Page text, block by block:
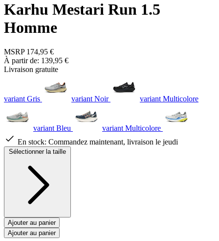
Karhu Mestari Run 1.5
Homme
MSRP 174,95 €
À partir de: 139,95 €
Livraison gratuite
variant Gris variant Noir variant Multicolore
variant Bleu
variant Multicolore
En stock: Commandez maintenant, livraison le jeudi
Sélectionner la taille
Ajouter au panier
Ajouter au panier